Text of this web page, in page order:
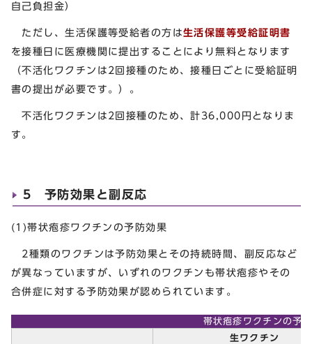
自己負担金）
ただし、生活保護等受給者の方は生活保護等受給証明書
を接種日に医療機関に提出することにより無料となります
（不活化ワクチンは2回接種のため、接種日ごとに受給証明
書の提出が必要です。）。
不活化ワクチンは2回接種のため、計36,000円となりま
す。
5 予防効果と副反応
(1)帯状疱疹ワクチンの予防効果
2種類のワクチンは予防効果とその持続時間、副反応など
が異なっていますが、いずれのワクチンも帯状疱疹やその
合併症に対する予防効果が認められています。
帯状疱疹ワクチンの予
生ワクチン